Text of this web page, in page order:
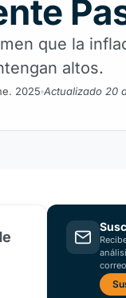
que la
altos.
2025 Actualizado 20